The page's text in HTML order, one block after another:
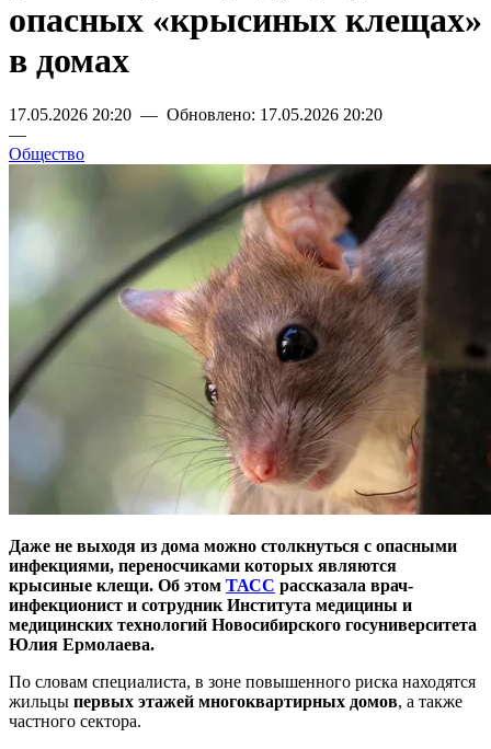
опасных «крысиных клещах»
в домах
17.05.2026 20:20 — Обновлено: 17.05.2026 20:20
—
Общество
Даже не выходя из дома можно столкнуться с опасными
инфекциями, переносчиками которых являются
крысиные клещи. Об этом ТАСС рассказала врач-
инфекционист и сотрудник Института медицины и
медицинских технологий Новосибирского госуниверситета
Юлия Ермолаева.
По словам специалиста, в зоне повышенного риска находятся
жильцы первых этажей многоквартирных домов, а также
частного сектора.